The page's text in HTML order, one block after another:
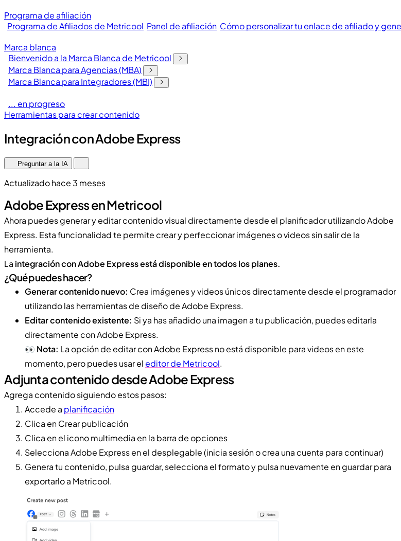
Programa de afiliación
Programa de Afiliados de Metricool Panel de afiliación Cómo personalizar tu enlace de afiliado y
Marca blanca
Bienvenido a la Marca Blanca de Metricool
Marca Blanca para Agencias (MBA)
Marca Blanca para Integradores (MBI)
... en progreso
Herramientas para crear contenido
Integración con Adobe Express
Preguntar a la IA
Actualizado hace 3 meses
Adobe Express en Metricool
Ahora puedes generar y editar contenido visual directamente desde el planificador utilizando Adobe
Express. Esta funcionalidad te permite crear y perfeccionar imágenes o videos sin salir de la
herramienta.
La integración con Adobe Express está disponible en todos los planes.
¿Qué puedes hacer?
Generar contenido nuevo: Crea imágenes y videos únicos directamente desde el programador
utilizando las herramientas de diseño de Adobe Express.
Editar contenido existente: Si ya has añadido una imagen a tu publicación, puedes editarla
directamente con Adobe Express.
👀 Nota: La opción de editar con Adobe Express no está disponible para videos en este
momento, pero puedes usar eleditor de Metricool.
Adjunta contenido desde Adobe Express
Agrega contenido siguiendo estos pasos:
Accede a planificación
Clica en Crear publicación
Clica en el icono multimedia en la barra de opciones
Selecciona Adobe Express en el desplegable (inicia sesión o crea una cuenta para continuar)
Genera tu contenido, pulsa guardar, selecciona el formato y pulsa nuevamente en guardar para
exportarlo a Metricool.